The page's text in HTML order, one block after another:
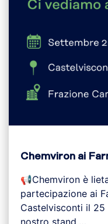
Chemviron ai
📢Chemviron è
partecipazione ai
Castelvisconti il